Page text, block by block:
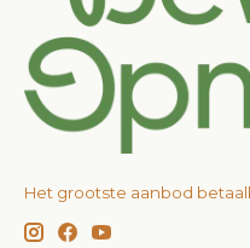
Het grootste aanbod